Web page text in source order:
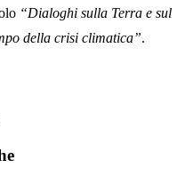
“Dialoghi sulla Terra e sul
della crisi climatica”.